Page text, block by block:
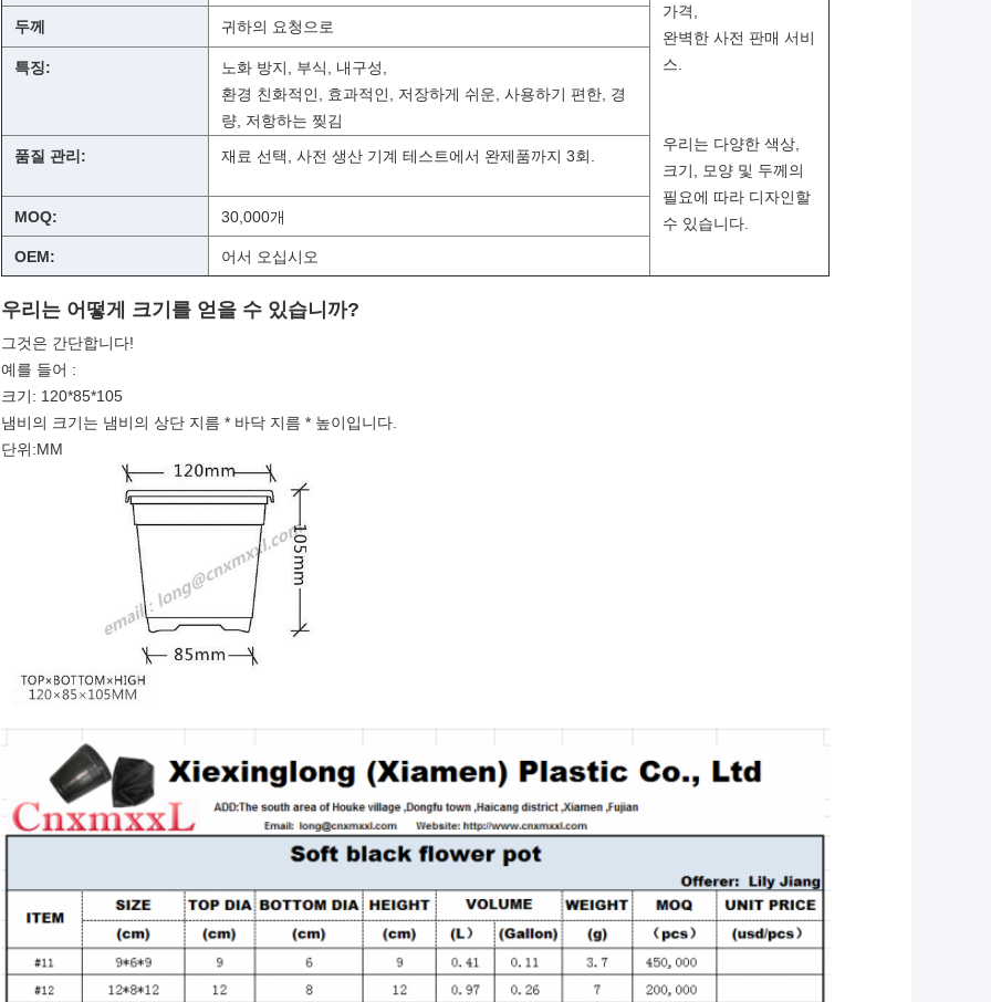
가격,
완벽한 사전 판매 서비
스.
우리는 다양한 색상,
크기, 모양 및 두께의
필요에 따라 디자인할
수 있습니다.
두께 귀하의 요청으로
특징:
노화 방지, 부식, 내구성,
환경 친화적인, 효과적인, 저장하게 쉬운, 사용하기 편한, 경
량, 저항하는 찢김
품질 관리:
재료 선택, 사전 생산 기계 테스트에서 완제품까지 3회.
MOQ: 30,000개
OEM: 어서 오십시오
우리는 어떻게 크기를 얻을 수 있습니까?
그것은 간단합니다!
예를 들어 :
크기: 120*85*105
냄비의 크기는 냄비의 상단 지름 * 바닥 지름 * 높이입니다.
단위:MM